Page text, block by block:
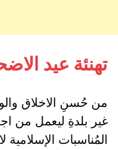
تهنئة عيد
من حُسنِ الاخلاق
غير بلدةِ ليعمل من
المُناسبات الإسلامية